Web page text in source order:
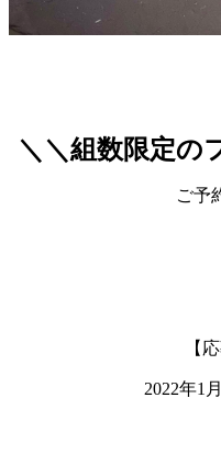
＼＼組数限定の
ご予
【
2022年1